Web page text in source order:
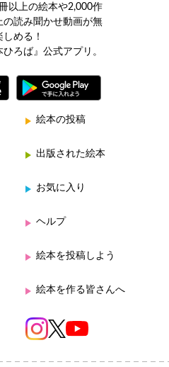
以上の絵本や2,000作
の読み聞かせ動画が無
める！
ひろば』公式アプリ。
絵本の投稿
出版された絵本
お気に入り
ヘルプ
絵本を投稿しよう
絵本を作る皆さんへ